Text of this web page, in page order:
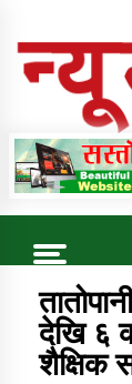
Online
देखि ६
शैक्षिक